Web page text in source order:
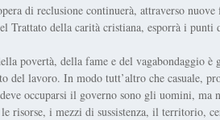
di reclusione continuerà, attraverso
Trattato della carità cristiana, esporrà i punti
povertà, della fame e del vagabondaggio è
del lavoro. In modo tutt’altro che casuale,
occuparsi il governo sono gli uomini,
le risorse, i mezzi di sussistenza, il territorio,